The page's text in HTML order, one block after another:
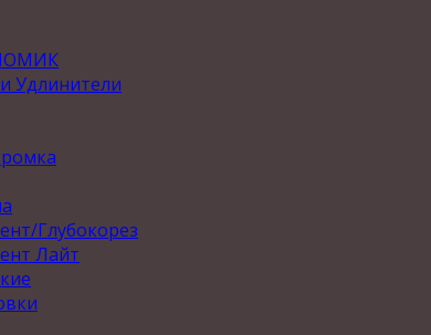
Удлинители
Глубокорез
Лайт